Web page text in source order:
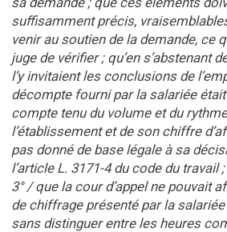
suffisamment précis,
venir au soutien de la demande, ce
juge de vérifier ; qu’en s’abstenant
l’y invitaient les conclusions de
décompte fourni par la salariée
compte tenu du volume et du
l’établissement et de son chiffre
pas donné de base légale à sa
l’article L. 3171-4 du code du travail ;
3° / que la cour d’appel ne pouvait
de chiffrage présenté par la salariée
sans distinguer entre les heures